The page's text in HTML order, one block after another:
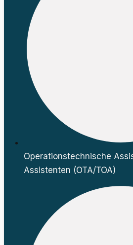
Operationstechnische
Assistenten (OTA/TOA)